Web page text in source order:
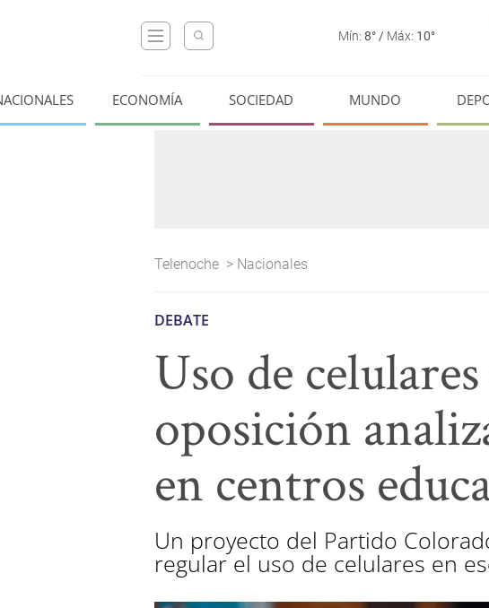
Mín: 8° / Máx: 10°
ECONOMÍA SOCIEDAD MUNDO
Telenoche > Nacionales
DEBATE
Uso de
oposición
en centros
Un proyecto del Partido
regular el uso de celulares en